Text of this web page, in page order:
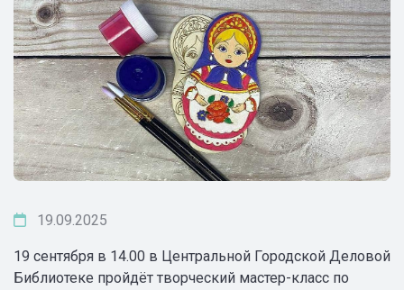
19.09.2025
19 сентября в 14.00 в Центральной Городской Деловой
Библиотеке пройдёт творческий мастер-класс по